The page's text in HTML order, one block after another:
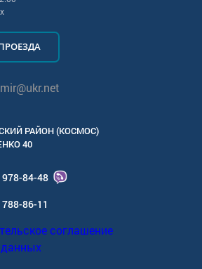
РАЙОН (КОСМОС)
40
978-84-48
86-11
соглашение